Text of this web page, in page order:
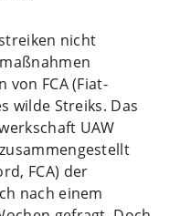
nicht
FCA (Fiat-
wilde Streiks. Das
UAW
FCA) der
nach einem